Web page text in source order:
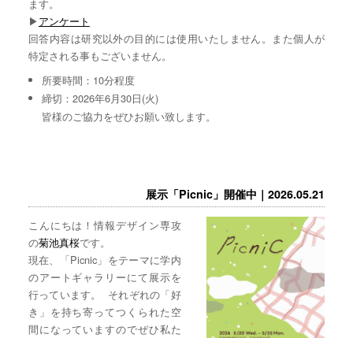
ます。
▶︎アンケート
回答内容は研究以外の目的には使用いたしません。また個人が
特定される事もございません。
所要時間：10分程度
締切：2026年6月30日(火)
皆様のご協力をぜひお願い致します。
展示「Picnic」開催中｜2026.05.21
こんにちは！情報デザイン専攻
の菊池真桜です。
現在、「Picnic」をテーマに学内
のアートギャラリーにて展示を
行っています。 それぞれの「好
き」を持ち寄ってつくられた空
間になっていますのでぜひ私た